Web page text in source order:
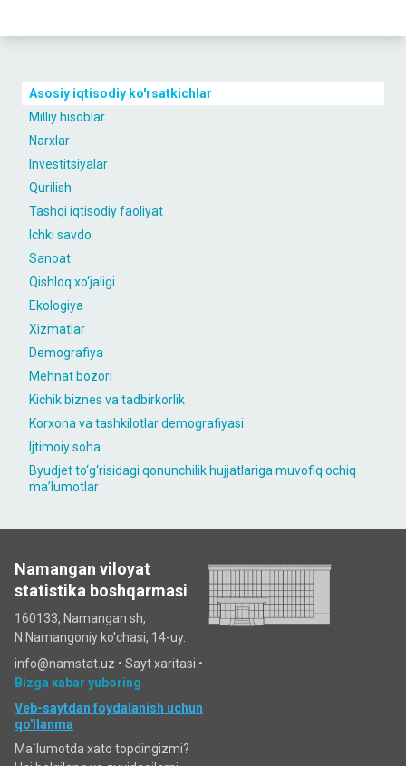
Asosiy iqtisodiy ko'rsatkichlar
Milliy hisoblar
Narxlar
Investitsiyalar
Qurilish
Tashqi iqtisodiy faoliyat
Ichki savdo
Sanoat
Qishloq xo‘jaligi
Ekologiya
Xizmatlar
Demografiya
Mehnat bozori
Kichik biznes va tadbirkorlik
Korxona va tashkilotlar demografiyasi
Ijtimoiy soha
Byudjet to‘g‘risidagi qonunchilik hujjatlariga muvofiq ochiq
maʼlumotlar
Namangan viloyat
statistika boshqarmasi
160133, Namangan sh,
N.Namangoniy ko'chasi, 14-uy.
info@namstat.uz • Sayt xaritasi •
Bizga xabar yuboring
Veb-saytdan foydalanish uchun
qo'llanma
Ma`lumotda xato topdingizmi?